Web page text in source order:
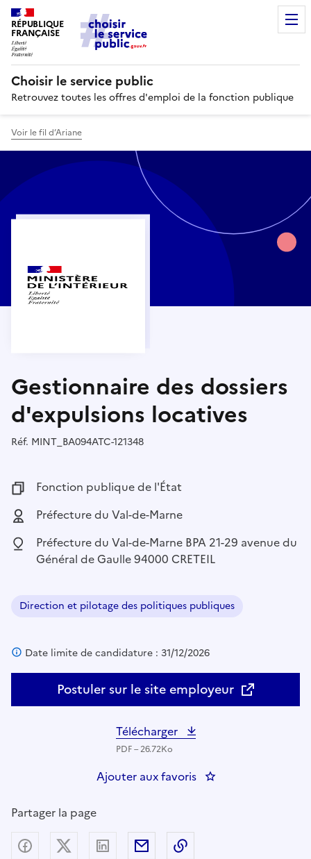
RÉPUBLIQUE
FRANÇAISE
Choisir le service public
Retrouvez toutes les offres d'emploi de la fonction publique
Voir le fil d’Ariane
Gestionnaire des dossiers
d'expulsions locatives
Réf. Référence :
MINT_BA094ATC-121348
Fonction publique :
Fonction publique de l'État
Employeur :
Préfecture du Val-de-Marne
Localisation :
Préfecture du Val-de-Marne BPA 21-29 avenue du
Général de Gaulle 94000 CRETEIL
Domaine :
Direction et pilotage des politiques publiques
Postuler sur le site employeur
Date limite de candidature : 31/12/2026
Télécharger
PDF – 26.72Ko
Ajouter aux favoris : Gestionnaire des
Partager la page
Partager sur Facebook
Partager sur X (anciennement Twitter) -
Partager sur LinkedIn
Partager par email